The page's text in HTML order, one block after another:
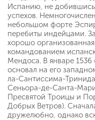
Испанию, не
успехов.
небольшом форте
перебиты индейцами.
хорошо
командованием
Мендоса. В январе 1536
основал на его
ла-Сантиссима-
Сеньора-де-Санта-
Пресвятой Троицы и
Добрых Ветров).
дружелюбно, однако